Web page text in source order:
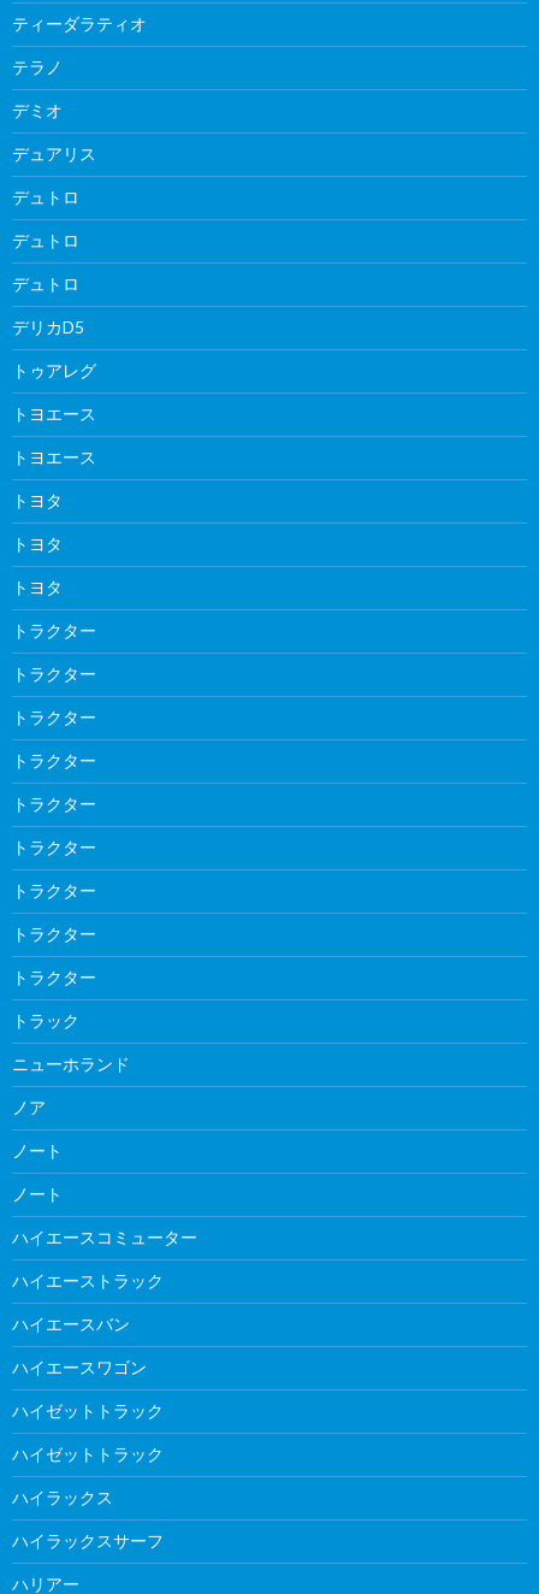
ティーダラティオ
テラノ
デミオ
デュアリス
デュトロ
デュトロ
デュトロ
デリカD5
トゥアレグ
トヨエース
トヨエース
トヨタ
トヨタ
トヨタ
トラクター
トラクター
トラクター
トラクター
トラクター
トラクター
トラクター
トラクター
トラクター
トラック
ニューホランド
ノア
ノート
ノート
ハイエースコミューター
ハイエーストラック
ハイエースバン
ハイエースワゴン
ハイゼットトラック
ハイゼットトラック
ハイラックス
ハイラックスサーフ
ハリアー